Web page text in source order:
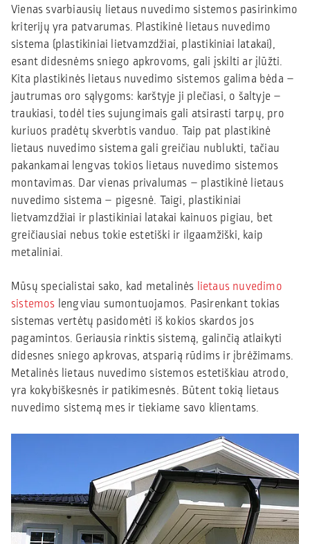
Vienas svarbiausių lietaus nuvedimo sistemos pasirinkimo
kriterijų yra patvarumas. Plastikinė lietaus nuvedimo
sistema (plastikiniai lietvamzdžiai, plastikiniai latakai),
esant didesnėms sniego apkrovoms, gali įskilti ar įlūžti.
Kita plastikinės lietaus nuvedimo sistemos galima bėda –
jautrumas oro sąlygoms: karštyje ji plečiasi, o šaltyje –
traukiasi, todėl ties sujungimais gali atsirasti tarpų, pro
kuriuos pradėtų skverbtis vanduo. Taip pat plastikinė
lietaus nuvedimo sistema gali greičiau nublukti, tačiau
pakankamai lengvas tokios lietaus nuvedimo sistemos
montavimas. Dar vienas privalumas – plastikinė lietaus
nuvedimo sistema – pigesnė. Taigi, plastikiniai
lietvamzdžiai ir plastikiniai latakai kainuos pigiau, bet
greičiausiai nebus tokie estetiški ir ilgaamžiški, kaip
metaliniai.
Mūsų specialistai sako, kad metalinės lietaus nuvedimo
sistemos lengviau sumontuojamos. Pasirenkant tokias
sistemas vertėtų pasidomėti iš kokios skardos jos
pagamintos. Geriausia rinktis sistemą, galinčią atlaikyti
didesnes sniego apkrovas, atsparią rūdims ir įbrėžimams.
Metalinės lietaus nuvedimo sistemos estetiškiau atrodo,
yra kokybiškesnės ir patikimesnės. Būtent tokią lietaus
nuvedimo sistemą mes ir tiekiame savo klientams.